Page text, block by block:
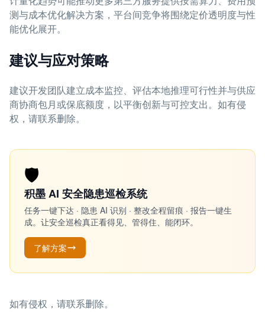
测与成本优化解决方案，平台间竞争将围绕定价透明度与性
能优化展开。
建议与应对策略
建议开发团队建立成本监控、评估本地推理可行性并与供应
商协商包月或保底额度，以平衡创新与可控支出。如有侵
权，请联系删除。
🛡️
积墨 AI 安全隐患巡检系统
任务一键下达 · 隐患 AI 识别 · 整改全程留痕 · 报告一键生
成。让安全巡检真正看得见、管得住、能闭环。
了解方案
如有侵权，请联系删除。